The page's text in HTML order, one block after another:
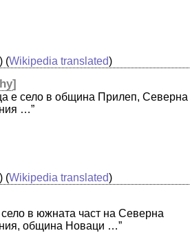
) (Wikipedia translated)
]
е село в община Прилеп, Северна
…”
) (Wikipedia translated)
в южната част на Северна
община Новаци …”